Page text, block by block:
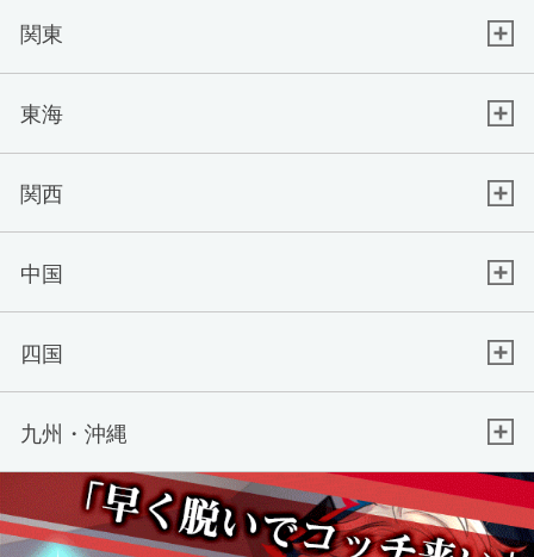
関東
東海
関西
中国
四国
九州・沖縄